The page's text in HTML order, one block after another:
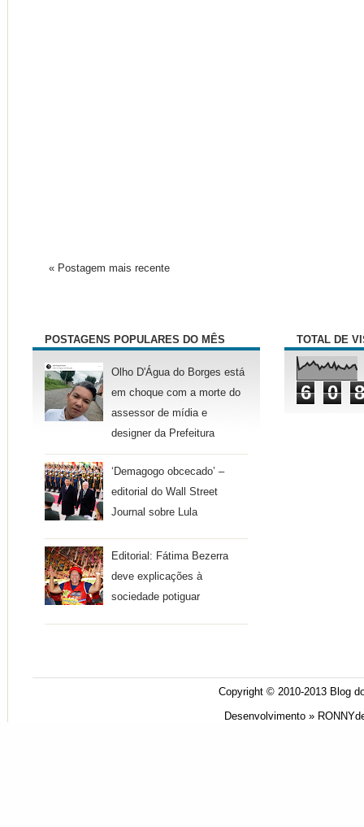
« Postagem mais recente
POSTAGENS POPULARES DO MÊS
Olho D'Água do Borges está
em choque com a morte do
assessor de mídia e
designer da Prefeitura
‘Demagogo obcecado’ –
editorial do Wall Street
Journal sobre Lula
Editorial: Fátima Bezerra
deve explicações à
sociedade potiguar
TOTAL DE
6 0 8
Copyright © 2010-2013 Blog
Desenvolvimento »